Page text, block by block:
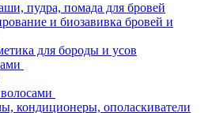
пудра, помада для бровей
и биозавивка бровей и
для бороды и усов
кондиционеры, ополаскиватели